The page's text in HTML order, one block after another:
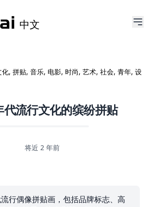
代流行文化的缤纷拼贴
将近 2 年前
行偶像拼贴画，包括品牌标志、高